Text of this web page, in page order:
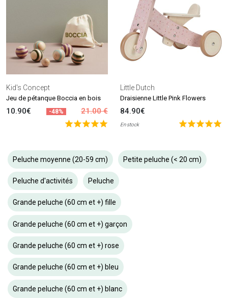
Kid's Concept
Jeu de pétanque Boccia en bois
10.90€ -48% 21.00 €
Little Dutch
Draisienne Little Pink Flowers
84.90€
En stock
Peluche moyenne (20-59 cm) Petite peluche (< 20 cm)
Peluche d'activités Peluche
Grande peluche (60 cm et +) fille
Grande peluche (60 cm et +) garçon
Grande peluche (60 cm et +) rose
Grande peluche (60 cm et +) bleu
Grande peluche (60 cm et +) blanc